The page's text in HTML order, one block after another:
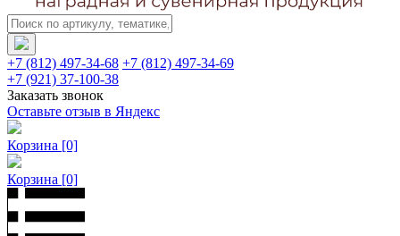
+7 (812) 497-34-68 +7 (812) 497-34-69
+7 (921) 37-100-38
Заказать звонок
Оставьте отзыв в Яндекс
Корзина [0]
Корзина [0]